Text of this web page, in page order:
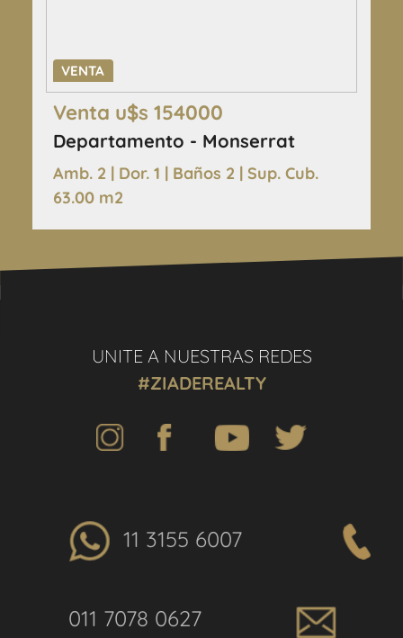
VENTA
Venta u$s 154000
Departamento - Monserrat
Amb. 2 | Dor. 1 | Baños 2 | Sup. Cub.
63.00 m2
UNITE A NUESTRAS REDES
#ZIADEREALTY
11 3155 6007
011 7078 0627